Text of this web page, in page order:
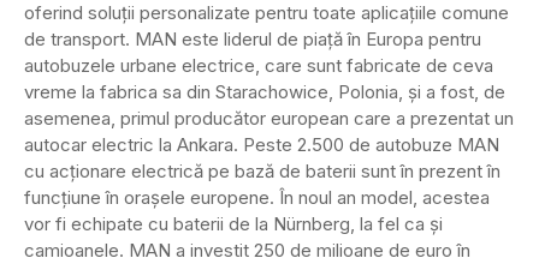
oferind soluții personalizate pentru toate aplicațiile comune
de transport. MAN este liderul de piață în Europa pentru
autobuzele urbane electrice, care sunt fabricate de ceva
vreme la fabrica sa din Starachowice, Polonia, și a fost, de
asemenea, primul producător european care a prezentat un
autocar electric la Ankara. Peste 2.500 de autobuze MAN
cu acționare electrică pe bază de baterii sunt în prezent în
funcțiune în orașele europene. În noul an model, acestea
vor fi echipate cu baterii de la Nürnberg, la fel ca și
camioanele. MAN a investit 250 de milioane de euro în